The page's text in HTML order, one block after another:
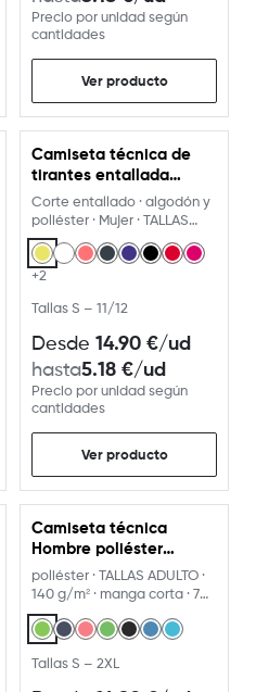
Precio por unidad según
cantidades
Ver producto
Camiseta técnica de
tirantes entallada
transpirable
Corte entallado · algodón y
poliéster · Mujer · TALLAS
NIÑOS Y ADULTO
+2
Tallas S – 11/12
Desde 14.90 €/ud
hasta5.18 €/ud
Precio por unidad según
cantidades
Ver producto
Camiseta técnica
Hombre poliéster
manga corta ranglan
poliéster · TALLAS ADULTO ·
140 g/m² · manga corta · 7
colores
Tallas S – 2XL